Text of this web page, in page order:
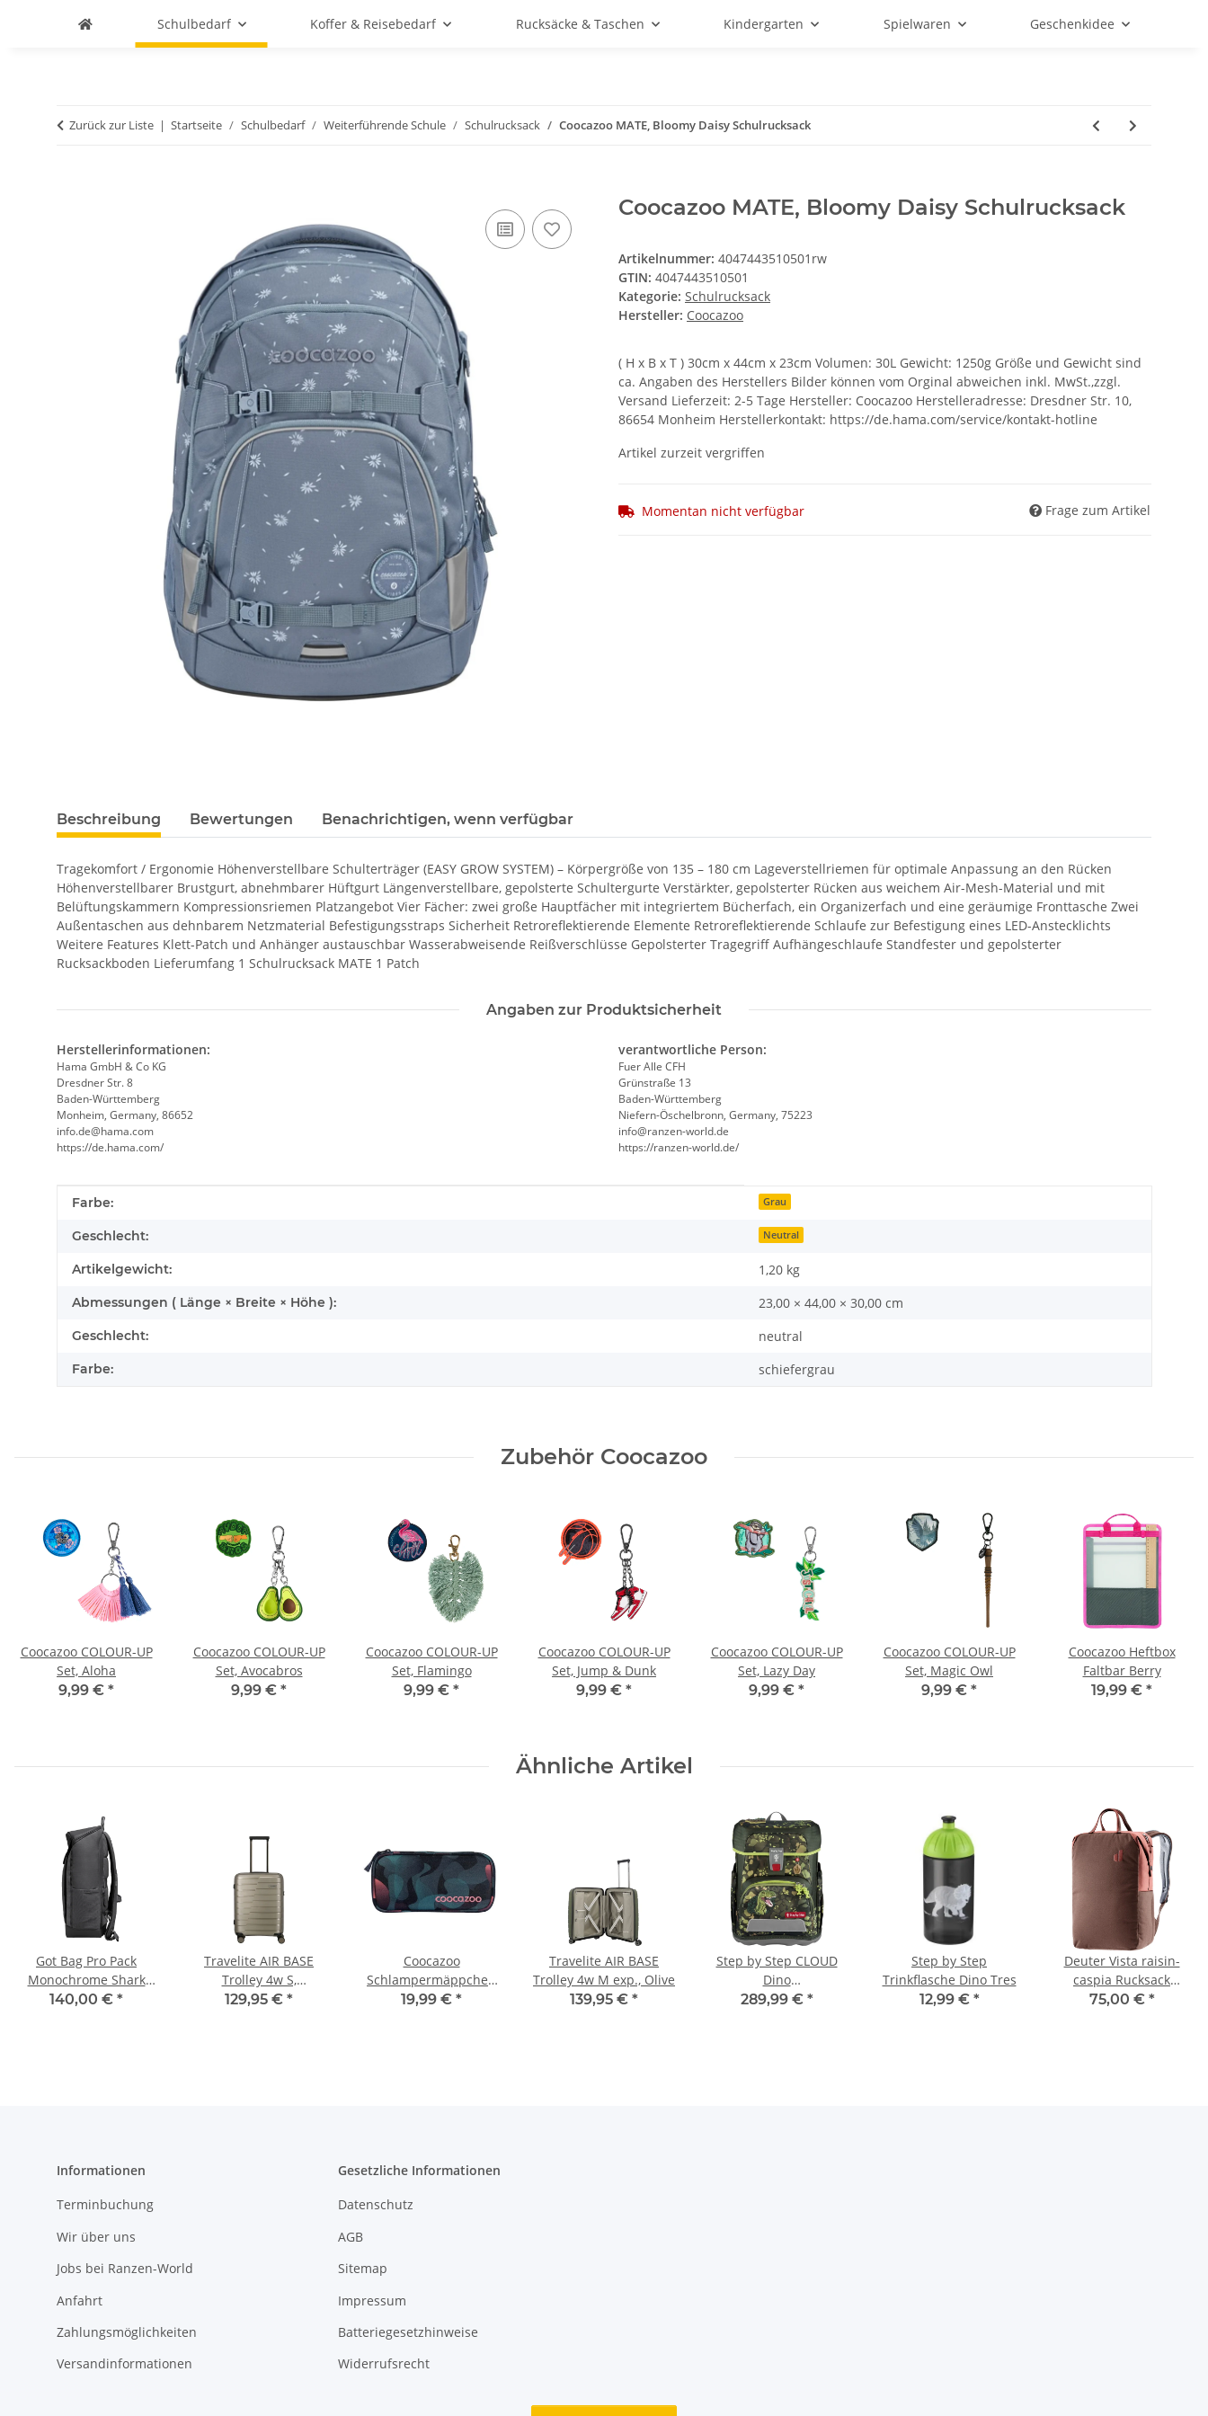
Schulbedarf Koffer & Reisebedarf Rucksäcke & Taschen Kindergarten Spielwaren Geschenkidee
Zurück zur Liste Startseite Schulbedarf Weiterführende Schule Schulrucksack Coocazoo MATE, Bloomy Daisy Schulrucksack
Coocazoo MATE, Bloomy Daisy Schulrucksack
Artikelnummer: 4047443510501rw
GTIN: 4047443510501
Kategorie: Schulrucksack
Hersteller: Coocazoo
( H x B x T ) 30cm x 44cm x 23cm Volumen: 30L Gewicht: 1250g Größe und Gewicht sind
ca. Angaben des Herstellers Bilder können vom Orginal abweichen inkl. MwSt.,zzgl.
Versand Lieferzeit: 2-5 Tage Hersteller: Coocazoo Herstelleradresse: Dresdner Str. 10,
86654 Monheim Herstellerkontakt: https://de.hama.com/service/kontakt-hotline
Artikel zurzeit vergriffen
Momentan nicht verfügbar Frage zum Artikel
Beschreibung Bewertungen Benachrichtigen, wenn verfügbar
Tragekomfort / Ergonomie Höhenverstellbare Schulterträger (EASY GROW SYSTEM) – Körpergröße von 135 – 180 cm Lageverstellriemen für optimale Anpassung an den Rücken
Höhenverstellbarer Brustgurt, abnehmbarer Hüftgurt Längenverstellbare, gepolsterte Schultergurte Verstärkter, gepolsterter Rücken aus weichem Air-Mesh-Material und mit
Belüftungskammern Kompressionsriemen Platzangebot Vier Fächer: zwei große Hauptfächer mit integriertem Bücherfach, ein Organizerfach und eine geräumige Fronttasche Zwei
Außentaschen aus dehnbarem Netzmaterial Befestigungsstraps Sicherheit Retroreflektierende Elemente Retroreflektierende Schlaufe zur Befestigung eines LED-Anstecklichts
Weitere Features Klett-Patch und Anhänger austauschbar Wasserabweisende Reißverschlüsse Gepolsterter Tragegriff Aufhängeschlaufe Standfester und gepolsterter
Rucksackboden Lieferumfang 1 Schulrucksack MATE 1 Patch
Angaben zur Produktsicherheit
Herstellerinformationen:
Hama GmbH & Co KG
Dresdner Str. 8
Baden-Württemberg
Monheim, Germany, 86652
info.de@hama.com
https://de.hama.com/
verantwortliche Person:
Fuer Alle CFH
Grünstraße 13
Baden-Württemberg
Niefern-Öschelbronn, Germany, 75223
info@ranzen-world.de
https://ranzen-world.de/
Produkteigenschaft
Wert
Farbe: Grau
Geschlecht: Neutral
Artikelgewicht: 1,20 kg
Abmessungen ( Länge × Breite × Höhe ): 23,00 × 44,00 × 30,00 cm
Geschlecht: neutral
Farbe: schiefergrau
Zubehör Coocazoo
Coocazoo COLOUR-UP
Set, Aloha
9,99 € *
Coocazoo COLOUR-UP
Set, Avocabros
9,99 € *
Coocazoo COLOUR-UP
Set, Flamingo
9,99 € *
Coocazoo COLOUR-UP
Set, Jump & Dunk
9,99 € *
Coocazoo COLOUR-UP
Set, Lazy Day
9,99 € *
Coocazoo COLOUR-UP
Set, Magic Owl
9,99 € *
Coocazoo Heftbox
Faltbar Berry
19,99 € *
Ähnliche Artikel
Got Bag Pro Pack
Monochrome Shark
Rucksack
140,00 € *
Travelite AIR BASE
Trolley 4w S,
Champagne
129,95 € *
Coocazoo
Schlampermäppchen
Cloudy Peach
19,99 € *
Travelite AIR BASE
Trolley 4w M exp., Olive
139,95 € *
Step by Step CLOUD
Dino
Torex,Schulranzen-Set
289,99 € *
Step by Step
Trinkflasche Dino Tres
12,99 € *
Deuter Vista raisin-
caspia Rucksack
3812025-6507
75,00 € *
Informationen
Terminbuchung
Wir über uns
Jobs bei Ranzen-World
Anfahrt
Zahlungsmöglichkeiten
Versandinformationen
Gesetzliche Informationen
Datenschutz
AGB
Sitemap
Impressum
Batteriegesetzhinweise
Widerrufsrecht